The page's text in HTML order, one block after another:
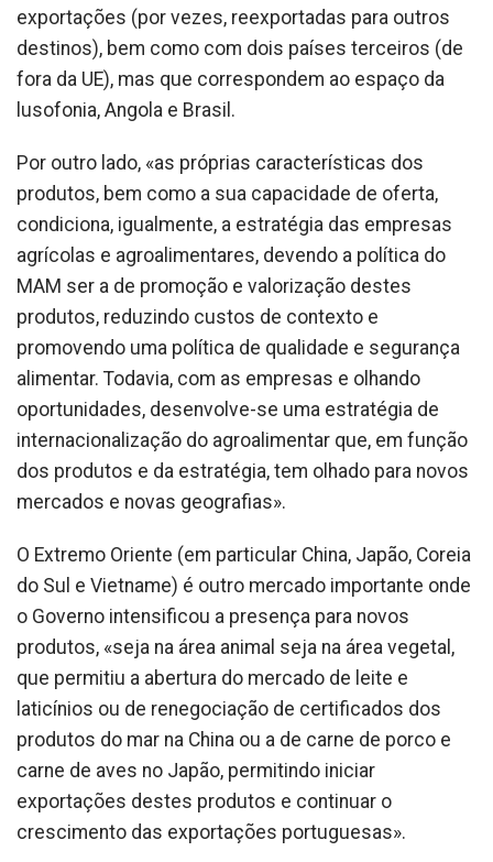
exportações (por vezes, reexportadas para outros
destinos), bem como com dois países terceiros (de
fora da UE), mas que correspondem ao espaço da
lusofonia, Angola e Brasil.
Por outro lado, «as próprias características dos
produtos, bem como a sua capacidade de oferta,
condiciona, igualmente, a estratégia das empresas
agrícolas e agroalimentares, devendo a política do
MAM ser a de promoção e valorização destes
produtos, reduzindo custos de contexto e
promovendo uma política de qualidade e segurança
alimentar. Todavia, com as empresas e olhando
oportunidades, desenvolve-se uma estratégia de
internacionalização do agroalimentar que, em função
dos produtos e da estratégia, tem olhado para novos
mercados e novas geografias».
O Extremo Oriente (em particular China, Japão, Coreia
do Sul e Vietname) é outro mercado importante onde
o Governo intensificou a presença para novos
produtos, «seja na área animal seja na área vegetal,
que permitiu a abertura do mercado de leite e
laticínios ou de renegociação de certificados dos
produtos do mar na China ou a de carne de porco e
carne de aves no Japão, permitindo iniciar
exportações destes produtos e continuar o
crescimento das exportações portuguesas».